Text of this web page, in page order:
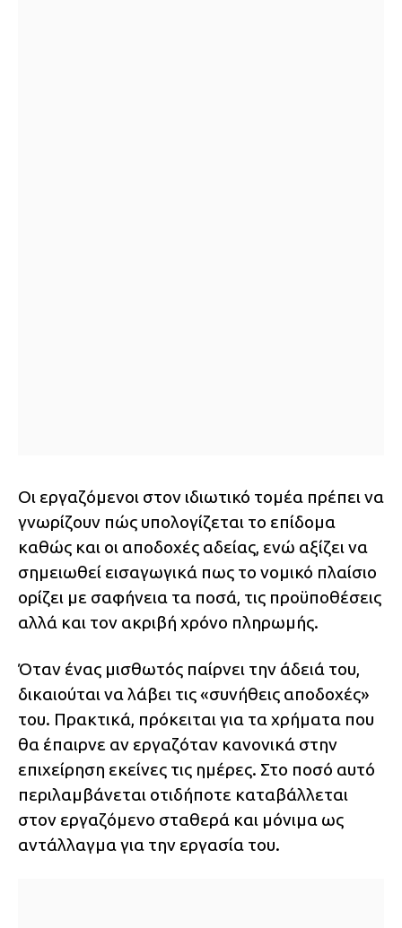
Οι εργαζόμενοι στον ιδιωτικό τομέα πρέπει να
γνωρίζουν πώς υπολογίζεται το επίδομα
καθώς και οι αποδοχές αδείας, ενώ αξίζει να
σημειωθεί εισαγωγικά πως το νομικό πλαίσιο
ορίζει με σαφήνεια τα ποσά, τις προϋποθέσεις
αλλά και τον ακριβή χρόνο πληρωμής.
Όταν ένας μισθωτός παίρνει την άδειά του,
δικαιούται να λάβει τις «συνήθεις αποδοχές»
του. Πρακτικά, πρόκειται για τα χρήματα που
θα έπαιρνε αν εργαζόταν κανονικά στην
επιχείρηση εκείνες τις ημέρες. Στο ποσό αυτό
περιλαμβάνεται οτιδήποτε καταβάλλεται
στον εργαζόμενο σταθερά και μόνιμα ως
αντάλλαγμα για την εργασία του.